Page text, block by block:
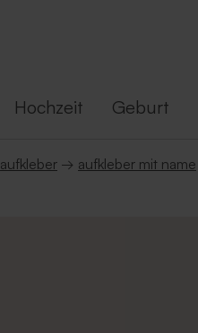
Hochzeit Geburt
aufkleber → aufkleber mit name